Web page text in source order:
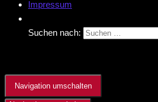
Impressum
Suchen nach:
Navigation umschalten